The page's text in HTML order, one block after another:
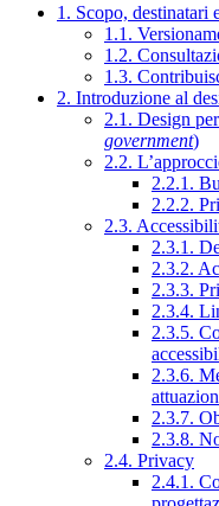
1. Scopo, destinatari
1.1.
1.2.
1.3.
2. Introduzione al
2.1. Design
government)
2.2.
2.2.1.
2.2.2.
2.3.
2.3.1.
2.3.2.
2.3.3.
2.3.4.
2.3.5.
2.3.6.
2.3.7.
2.3.8.
2.4. Privacy
2.4.1.